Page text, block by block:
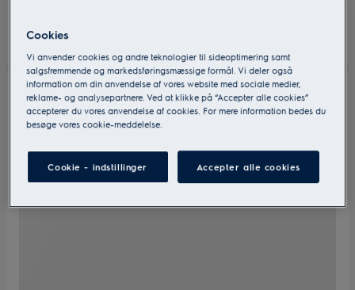
Cookies
Vi anvender cookies og andre teknologier til sideoptimering samt
salgsfremmende og markedsføringsmæssige formål. Vi deler også
information om din anvendelse af vores website med sociale medier,
reklame- og analysepartnere. Ved at klikke på “Accepter alle cookies”
accepterer du vores anvendelse af cookies. For mere information bedes du
besøge vores cookie-meddelelse.
Cookie - indstillinger Accepter alle cookies